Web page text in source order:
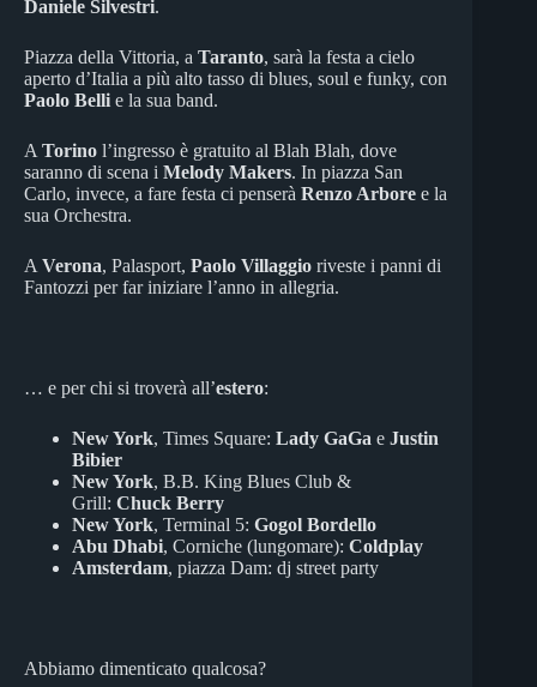
Daniele Silvestri.
Piazza della Vittoria, a Taranto, sarà la festa a cielo
aperto d’Italia a più alto tasso di blues, soul e funky, con
Paolo Belli e la sua band.
A Torino l’ingresso è gratuito al Blah Blah, dove
saranno di scena i Melody Makers. In piazza San
Carlo, invece, a fare festa ci penserà Renzo Arbore e la
sua Orchestra.
A Verona, Palasport, Paolo Villaggio riveste i panni di
Fantozzi per far iniziare l’anno in allegria.
… e per chi si troverà all’estero:
New York, Times Square: Lady GaGa e Justin
Bibier
New York, B.B. King Blues Club &
Grill: Chuck Berry
New York, Terminal 5: Gogol Bordello
Abu Dhabi, Corniche (lungomare): Coldplay
Amsterdam, piazza Dam: dj street party
Abbiamo dimenticato qualcosa?